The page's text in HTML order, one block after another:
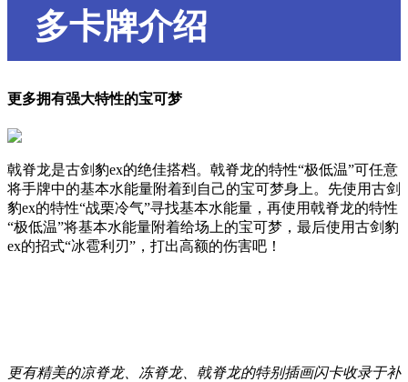
多卡牌介绍
更多拥有强大特性的宝可梦
戟脊龙是古剑豹ex的绝佳搭档。戟脊龙的特性“极低温”可任意
将手牌中的基本水能量附着到自己的宝可梦身上。先使用古剑
豹ex的特性“战栗冷气”寻找基本水能量，再使用戟脊龙的特性
“极低温”将基本水能量附着给场上的宝可梦，最后使用古剑豹
ex的招式“冰雹利刃”，打出高额的伤害吧！
更有精美的凉脊龙、冻脊龙、戟脊龙的特别插画闪卡收录于补